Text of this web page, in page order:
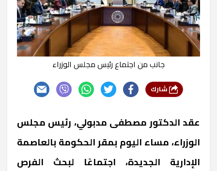
جانب من اجتماع رئيس مجلس الوزراء
عقد الدكتور مصطفى مدبولي، رئيس مجلس
الوزراء، مساء اليوم بمقر الحكومة بالعاصمة
الإدارية الجديدة، اجتماعًا لبحث الفرص